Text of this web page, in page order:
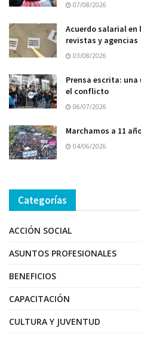
07/08/2026
Acuerdo salarial
revistas y agencias
03/08/2026
Prensa escrita:
el conflicto
06/07/2026
Marchamos a 11
04/06/2026
Categorías
ACCIÓN SOCIAL
ASUNTOS PROFESIONALES
BENEFICIOS
CAPACITACIÓN
CULTURA Y JUVENTUD